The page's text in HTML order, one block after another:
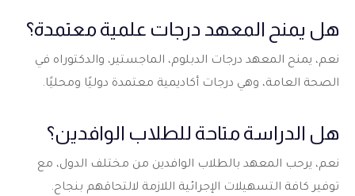
هل يمنح المعهد درجات علمية معتمدة؟
نعم، يمنح المعهد درجات الدبلوم، الماجستير، والدكتوراه في
الصحة العامة، وهي درجات أكاديمية معتمدة دوليًا ومحليًا.
هل الدراسة متاحة للطلاب الوافدين؟
نعم، يرحب المعهد بالطلاب الوافدين من مختلف الدول، مع
توفير كافة التسهيلات الإجرائية اللازمة لالتحاقهم بنجاح.